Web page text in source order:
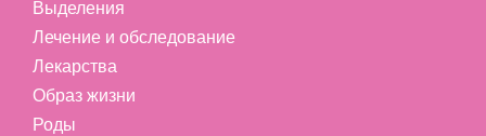
Выделения
Лечение и обследование
Лекарства
Образ жизни
Роды